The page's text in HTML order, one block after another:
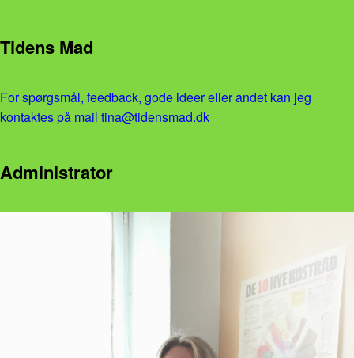
Tidens Mad
For spørgsmål, feedback, gode ideer eller andet kan jeg
kontaktes på mail tina@tidensmad.dk
Administrator